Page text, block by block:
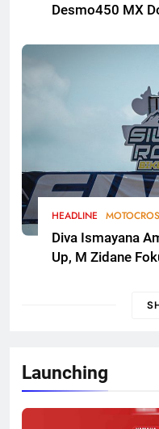
Desmo450 MX
HEADLINE
Diva Ismayana
Up, M Zidane
Launching